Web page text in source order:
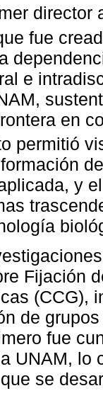
director
fue
e
en
permitió
y
Fijación
(CCG),
de
fue
UNAM, lo
se